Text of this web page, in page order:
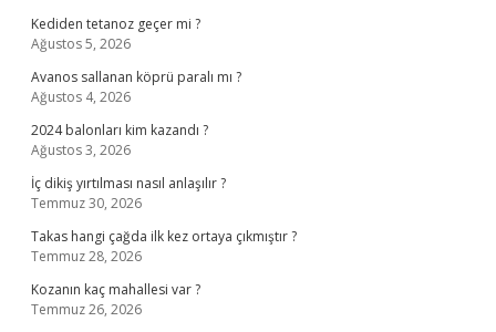
Kediden tetanoz geçer mi ?
Ağustos 5, 2026
Avanos sallanan köprü paralı mı ?
Ağustos 4, 2026
2024 balonları kim kazandı ?
Ağustos 3, 2026
İç dikiş yırtılması nasıl anlaşılır ?
Temmuz 30, 2026
Takas hangi çağda ilk kez ortaya çıkmıştır ?
Temmuz 28, 2026
Kozanın kaç mahallesi var ?
Temmuz 26, 2026